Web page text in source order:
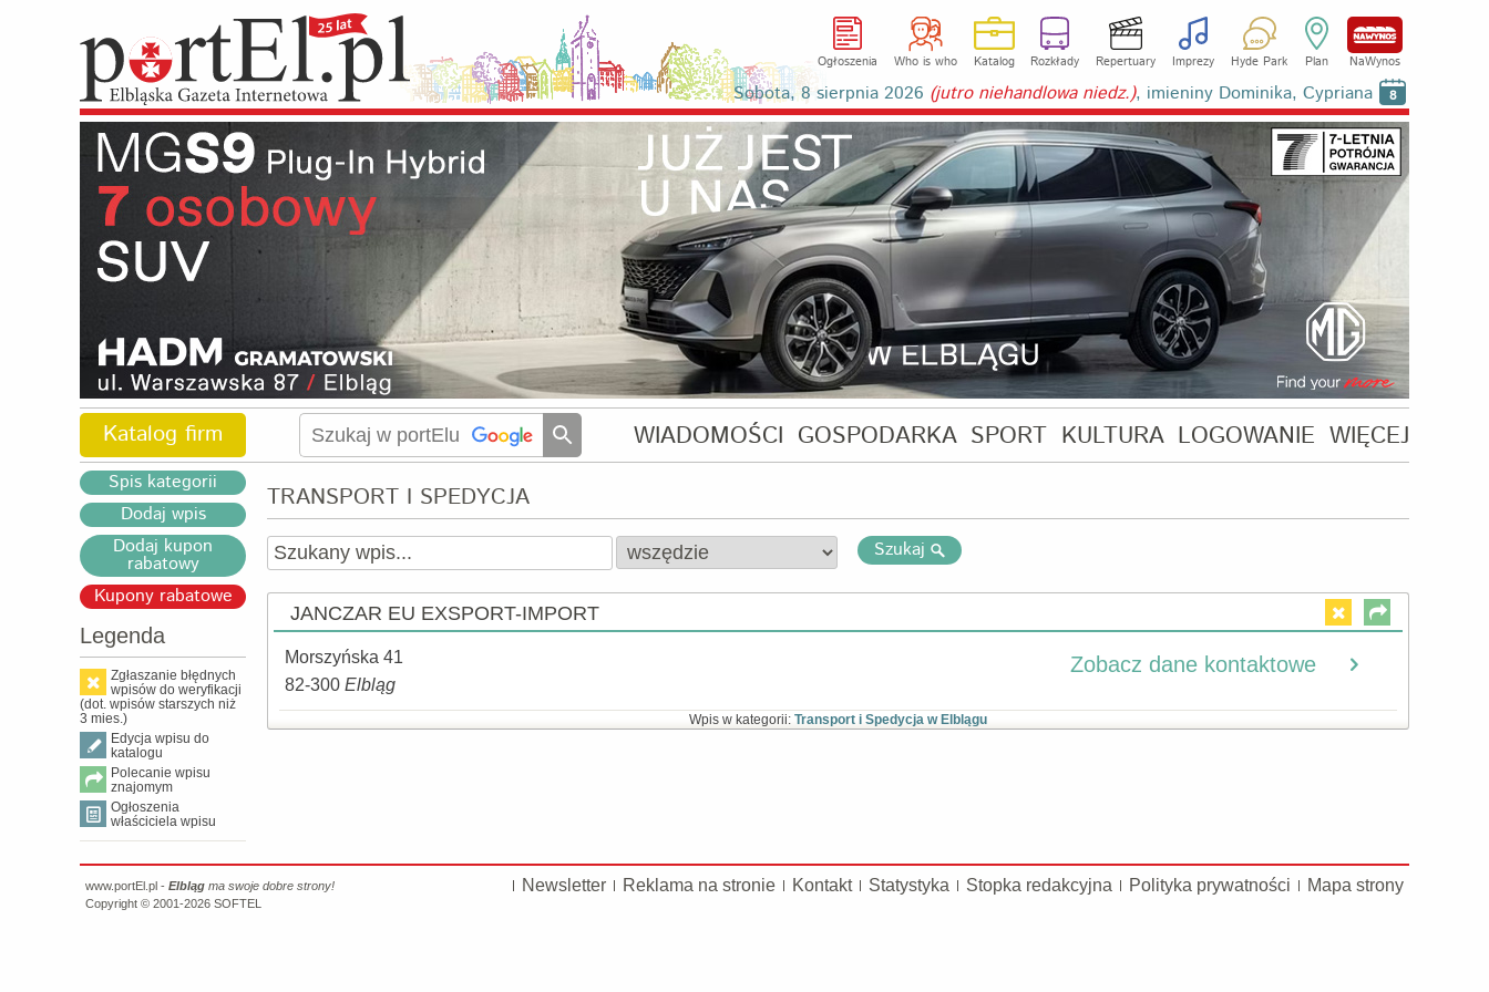
Ogłoszenia Who is who Katalog Rozkłady Repertuary Imprezy Hyde Park Plan NaWynos
Sobota, 8 sierpnia 2026 (jutro niehandlowa niedz.), imieniny Dominika, Cypriana 8
Katalog firm WIADOMOŚCI GOSPODARKA SPORT KULTURA LOGOWANIE WIĘCEJ
Spis kategorii
Dodaj wpis
Dodaj kupon
rabatowy
Kupony rabatowe
Legenda
Zgłaszanie błędnych
wpisów do weryfikacji
(dot. wpisów starszych niż
3 mies.)
Edycja wpisu do
katalogu
Polecanie wpisu
znajomym
Ogłoszenia
właściciela wpisu
TRANSPORT I SPEDYCJA
Szukaj
JANCZAR EU EXSPORT-IMPORT
Morszyńska 41
82-300 Elbląg
Zobacz dane kontaktowe
Wpis w kategorii: Transport i Spedycja w Elblągu
Newsletter Reklama na stronie Kontakt Statystyka Stopka redakcyjna Polityka prywatności Mapa strony
www.portEl.pl - Elbląg ma swoje dobre strony!
Copyright © 2001-2026 SOFTEL